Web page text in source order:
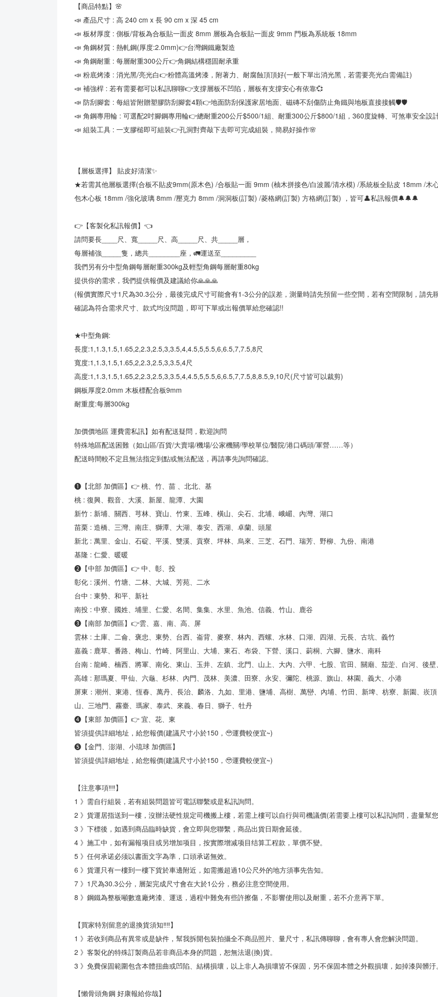
【商品特點】🌸
📣 產品尺寸 : 高 240 cm x 長 90 cm x 深 45 cm
📣 板材厚度 : 側板/背板為合板貼一面皮 8mm 層板為合板貼一面皮 9mm 門板為系統板 18mm
📣 角鋼材質 : 熱軋鋼(厚度:2.0mm)👉台灣鋼鐵廠製造
📣 角鋼耐重 : 每層耐重300公斤👉角鋼結構穩固耐承重
📣 粉底烤漆 : 消光黑/亮光白👉粉體高溫烤漆，附著力、耐腐蝕頂頂好(一般下單出消光黑，若需要亮光白需備註)
📣 補強桿 : 若有需要都可以私訊聊聊👉支撐層板不凹陷，層板有支撐安心有依靠💞
📣 防刮腳套 : 每組皆附贈塑膠防刮腳套4顆👉地面防刮保護家居地面、磁磚不刮傷防止角鐵與地板直接接觸🛡🛡
📣 角鋼專用輪 : 可選配2吋腳鋼專用輪👉總耐重200公斤$500/1組、耐重300公斤$800/1組，360度旋轉、可煞車安全設
📣 組裝工具 : 一支膠槌即可組裝👉孔洞對齊敲下去即可完成組裝，簡易好操作🌸
【層板選擇】 貼皮好清潔✨
★若需其他層板選擇(合板不貼皮9mm(原木色) /合板貼一面 9mm (柚木拼接色/白波麗/清水模) /系統板全貼皮 18mm /木
包木心板 18mm /強化玻璃 8mm /壓克力 8mm /洞洞板(訂製) /菱格網(訂製) 方格網(訂製) ，皆可👤私訊報價🔔🔔🔔
👉【客製化私訊報價】👈
請問要長____尺、寬_____尺、高_____尺、共_____層，
每層補強_____隻，總共________座，🚛運送至_________
我們另有分中型角鋼每層耐重300kg及輕型角鋼每層耐重80kg
提供你的需求，我們提供報價及建議給你🙏🙏🙏
(報價實際尺寸1尺為30.3公分，最後完成尺寸可能會有1-3公分的誤差，測量時請先預留一些空間，若有空間限制，請先
確認為符合需求尺寸、款式均沒問題，即可下單或出報價單給您確認!!
★中型角鋼:
長度:1,1.3,1.5,1.65,2,2.3,2.5,3,3.5,4,4.5,5,5.5,6,6.5,7,7.5,8尺
寬度:1,1.3,1.5,1.65,2,2.3,2.5,3,3.5,4尺
高度:1,1.3,1.5,1.65,2,2.3,2.5,3,3.5,4,4.5,5,5.5,6,6.5,7,7.5,8,8.5,9,10尺(尺寸皆可以裁剪)
鋼板厚度2.0mm 木板標配合板9mm
耐重度:每層300kg
加價價地區 運費需私訊】如有配送疑問，歡迎詢問
特殊地區配送困難（如山區/百貨/大賣場/機場/公家機關/學校單位/醫院/港口碼頭/軍營……等）
配送時間較不定且無法指定到點或無法配送，再請事先詢問確認。
❶【北部 加價區】👉 桃、竹、苗 、北北、基
桃 : 復興、觀音、大溪、新屋、龍潭、大園
新竹 : 新埔、關西、芎林、寶山、竹東、五峰、橫山、尖石、北埔、峨嵋、內灣、湖口
苗栗 : 造橋、三灣、南庄、獅潭、大湖、泰安、西湖、卓蘭、頭屋
新北 : 萬里、金山、石碇、平溪、雙溪、貢寮、坪林、烏來、三芝、石門、瑞芳、野柳、九份、南港
基隆 : 仁愛、暖暖
❷【中部 加價區】👉 中、彰、投
彰化 : 溪州、竹塘、二林、大城、芳苑、二水
台中 : 東勢、和平、新社
南投 : 中寮、國姓、埔里、仁愛、名間、集集、水里、魚池、信義、竹山、鹿谷
❸【南部 加價區】👉雲、嘉、南、高、屏
雲林 : 土庫、二侖、褒忠、東勢、台西、崙背、麥寮、林內、西螺、水林、口湖、四湖、元長、古坑、義竹
嘉義 : 鹿草、番路、梅山、竹崎、阿里山、大埔、東石、布袋、下營、溪口、莿桐、六腳、鹽水、南科
台南 : 龍崎、楠西、將軍、南化、東山、玉井、左鎮、北門、山上、大內、六甲、七股、官田、關廟、茄萣、白河、後
高雄 : 那瑪夏、甲仙、六龜、杉林、內門、茂林、美濃、田寮、永安、彌陀、桃源、旗山、林園、義大、小港
屏東：潮州、東港、恆春、萬丹、長治、麟洛、九如、里港、鹽埔、高樹、萬巒、內埔、竹田、新埤、枋寮、新園、崁
山、三地門、霧臺、瑪家、泰武、來義、春日、獅子、牡丹
❹【東部 加價區】👉 宜、花、東
皆須提供詳細地址，給您報價(建議尺寸小於150，🥹運費較便宜~)
❺【金門、澎湖、小琉球 加價區】
皆須提供詳細地址，給您報價(建議尺寸小於150，🥹運費較便宜~)
【注意事項‼‼】
1 》需自行組裝，若有組裝問題皆可電話聯繫或是私訊詢問。
2 》貨運居指送到一樓，沒辦法硬性規定司機搬上樓，若需上樓可以自行與司機議價(若需要上樓可以私訊詢問，盡量幫
3 》下標後，如遇到商品臨時缺貨，會立即與您聯繫，商品出貨日期會延後。
4 》施工中，如有漏報项目或另增加项目，按實際增减项目结算工程款，單價不變。
5 》任何承诺必须以書面文字為準，口頭承诺無效。
6 》貨運只有一樓到一樓下貨於車邊附近，如需搬超過10公尺外的地方須事先告知。
7 》1尺為30.3公分，層架完成尺寸會在大於1公分，務必注意空間使用。
8 》鋼鐵為整板噸數進廠烤漆、運送，過程中難免有些許擦傷，不影響使用以及耐重，若不介意再下單。
【買家特別留意的退換貨須知‼‼】
1 》若收到商品有異常或是缺件，幫我拆開包裝拍攝全不商品照片、量尺寸，私訊傳聊聊，會有專人會您解決問題。
2 》客製化的特殊訂製商品若非商品本身的問題，恕無法退(換)貨。
3 》免費保固範圍包含本體扭曲或凹陷、結構損壞，以上非人為損壞皆不保固，另不保固本體之外觀損壞，如掉漆與髒汙
【懶骨頭角鋼 好康報給你哉】